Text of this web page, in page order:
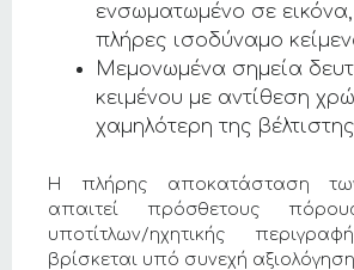
ενσωματωμένο σε
πλήρες ισοδύναμο
Μεμονωμένα σημεία
κειμένου με αντίθεση
χαμηλότερη της
Η πλήρης αποκατάσταση
απαιτεί πρόσθετους
υποτίτλων/ηχητικής
βρίσκεται υπό συνεχή